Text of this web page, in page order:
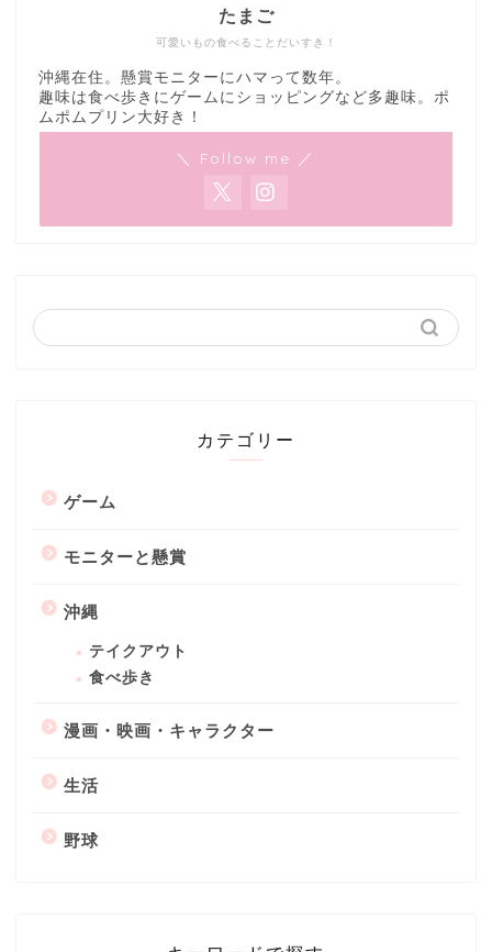
可愛いもの食べることだいすき！
たまご
沖縄在住。懸賞モニターにハマって数年。
趣味は食べ歩きにゲームにショッピングなど多趣味。ポ
ムポムプリン大好き！
＼ Follow me ／
カテゴリー
ゲーム
モニターと懸賞
沖縄
テイクアウト
食べ歩き
漫画・映画・キャラクター
生活
野球